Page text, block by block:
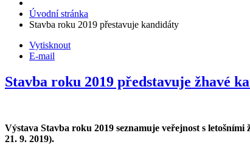
Úvodní stránka
Stavba roku 2019 přestavuje kandidáty
Vytisknout
E-mail
Stavba roku 2019 představuje žhavé
Výstava Stavba roku 2019 seznamuje veřejnost s
21. 9. 2019).